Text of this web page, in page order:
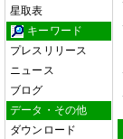
星取表
キーワード
プレスリリース
ニュース
ブログ
データ・その他
ダウンロード